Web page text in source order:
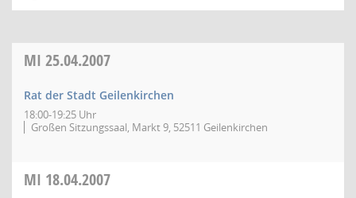
MI 25.04.2007
Rat der Stadt Geilenkirchen
18:00-19:25 Uhr
Großen Sitzungssaal, Markt 9, 52511 Geilenkirchen
MI 18.04.2007